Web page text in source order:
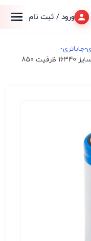
ورود / ثبت نام
جاباتری-
/ باتری لیتیوم یون ORION سایز 16340 ظرفیت 850